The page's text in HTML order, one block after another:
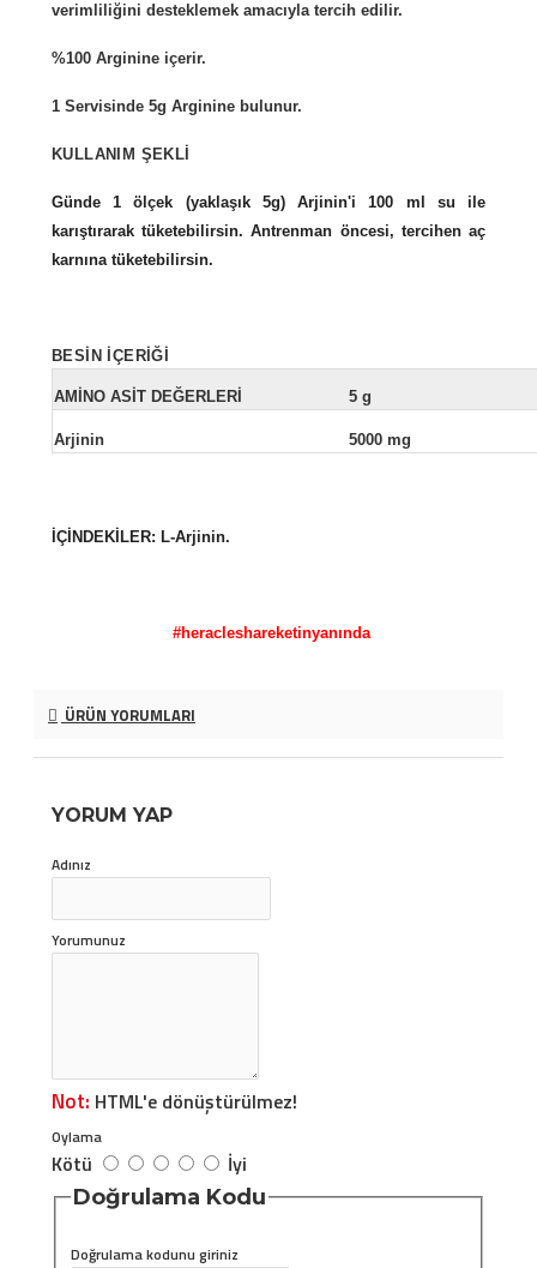
verimliliğini desteklemek amacıyla tercih edilir.
%100 Arginine içerir.
1 Servisinde 5g Arginine bulunur.
KULLANIM ŞEKLİ
Günde 1 ölçek (yaklaşık 5g) Arjinin'i 100 ml su ile
karıştırarak tüketebilirsin. Antrenman öncesi, tercihen aç
karnına tüketebilirsin.
BESİN İÇERİĞİ
AMİNO ASİT DEĞERLERİ 5 g
Arjinin 5000 mg
İÇİNDEKİLER: L-Arjinin.
#heracleshareketinyanında
ÜRÜN YORUMLARI
YORUM YAP
Adınız
Yorumunuz
Not: HTML'e dönüştürülmez!
Oylama
Kötü İyi
Doğrulama Kodu
Doğrulama kodunu giriniz